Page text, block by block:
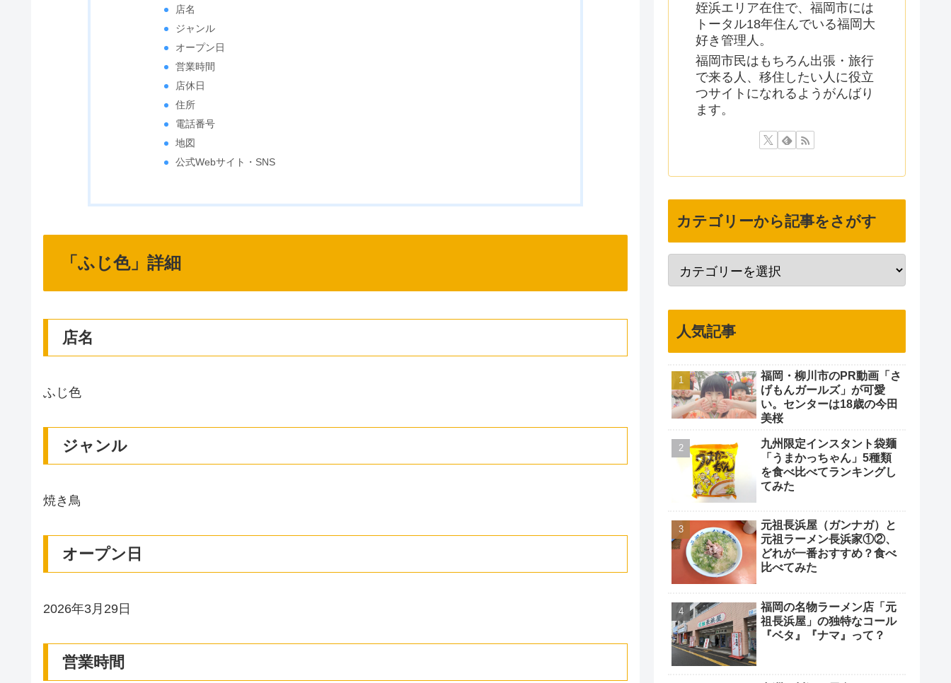
店名
ジャンル
オープン日
営業時間
店休日
住所
電話番号
地図
公式Webサイト・SNS
「ふじ色」詳細
店名
ふじ色
ジャンル
焼き鳥
オープン日
2026年3月29日
営業時間
姪浜エリア在住で、福岡市には
トータル18年住んでいる福岡大
好き管理人。
福岡市民はもちろん出張・旅行
で来る人、移住したい人に役立
つサイトになれるようがんばり
ます。
カテゴリーから記事をさがす
人気記事
福岡・柳川市のPR動画「さ
げもんガールズ」が可愛
い。センターは18歳の今田
美桜
九州限定インスタント袋麺
「うまかっちゃん」5種類
を食べ比べてランキングし
てみた
元祖長浜屋（ガンナガ）と
元祖ラーメン長浜家①②、
どれが一番おすすめ？食べ
比べてみた
福岡の名物ラーメン店「元
祖長浜屋」の独特なコール
『ベタ』『ナマ』って？